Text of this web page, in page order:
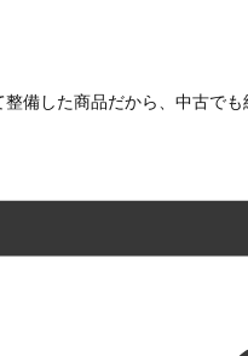
備した商品だから、中古で